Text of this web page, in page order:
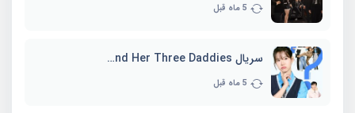
5 ماه قبل
سریال Marie and Her Three Daddies
5 ماه قبل